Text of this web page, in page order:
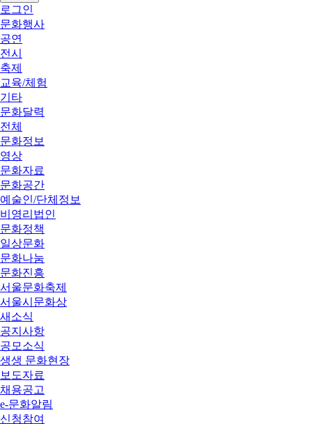
로그인
문화행사
공연
전시
축제
교육/체험
기타
문화달력
전체
문화정보
영상
문화자료
문화공간
예술인/단체정보
비영리법인
문화정책
일상문화
문화나눔
문화진흥
서울문화축제
서울시문화상
새소식
공지사항
공모소식
생생 문화현장
보도자료
채용공고
e-문화알림
신청참여